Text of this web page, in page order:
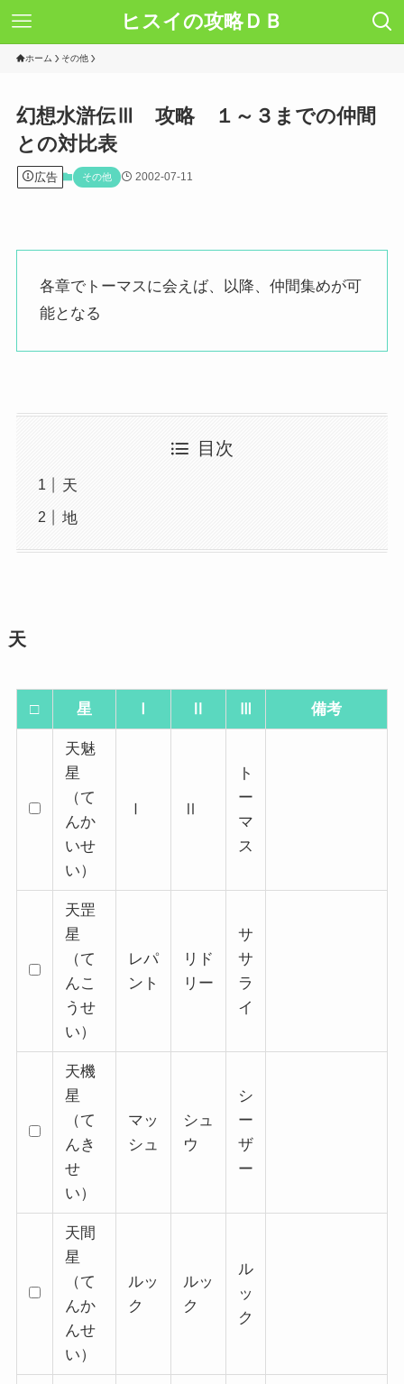
ヒスイの攻略ＤＢ
ホーム その他
幻想水滸伝Ⅲ 攻略 １～３までの仲間
との対比表
広告 その他 2002-07-11
各章でトーマスに会えば、以降、仲間集めが可
能となる
目次
天
地
天
□ 星 Ⅰ Ⅱ Ⅲ 備考
天魅
星
（て
んか
いせ
い）
Ⅰ Ⅱ
ト
ー
マ
ス
天罡
星
（て
んこ
うせ
い）
レパ
ント
リド
リー
サ
サ
ラ
イ
天機
星
（て
んき
せ
い）
マッ
シュ
シュ
ウ
シ
ー
ザ
ー
天間
星
（て
んか
んせ
い）
ルッ
ク
ルッ
ク
ル
ッ
ク